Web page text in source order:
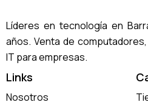
Líderes en tecnología en
años. Venta de
IT para empresas.
Links
Nosotros